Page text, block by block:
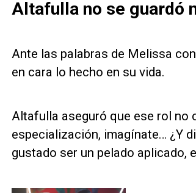
Altafulla no se guardó
Ante las palabras de Melissa
en cara lo hecho en su vida.
Altafulla aseguró que ese rol no
especialización, imagínate… ¿Y
gustado ser un pelado aplicado,